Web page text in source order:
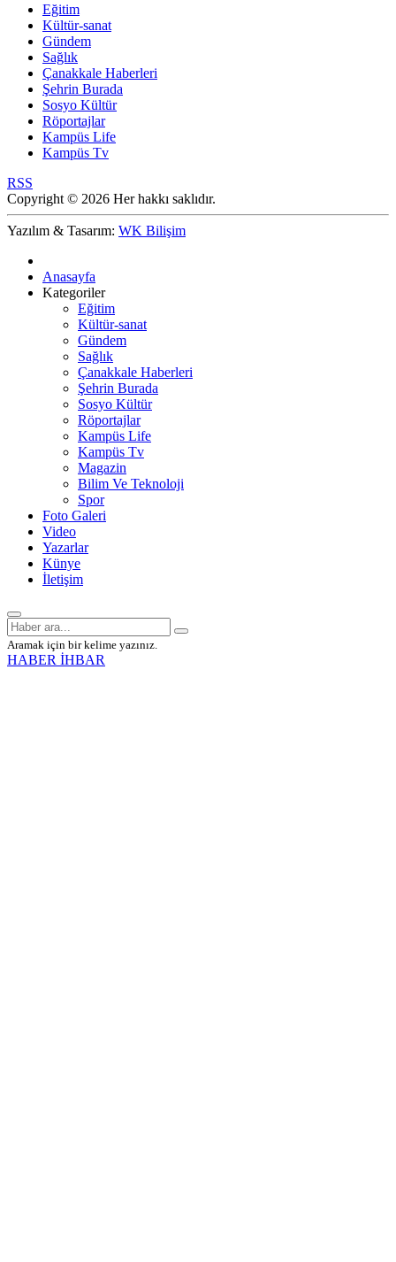
Eğitim
Kültür-sanat
Gündem
Sağlık
Çanakkale Haberleri
Şehrin Burada
Sosyo Kültür
Röportajlar
Kampüs Life
Kampüs Tv
RSS
Copyright © 2026 Her hakkı saklıdır.
Yazılım & Tasarım: WK Bilişim
Anasayfa
Kategoriler
Eğitim
Kültür-sanat
Gündem
Sağlık
Çanakkale Haberleri
Şehrin Burada
Sosyo Kültür
Röportajlar
Kampüs Life
Kampüs Tv
Magazin
Bilim Ve Teknoloji
Spor
Foto Galeri
Video
Yazarlar
Künye
İletişim
Aramak için bir kelime yazınız.
HABER İHBAR